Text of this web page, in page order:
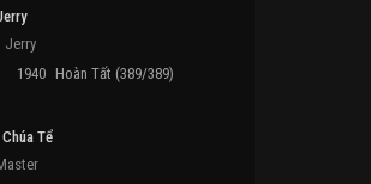
Jerry
1940 Hoàn Tất (389/389)
Tể